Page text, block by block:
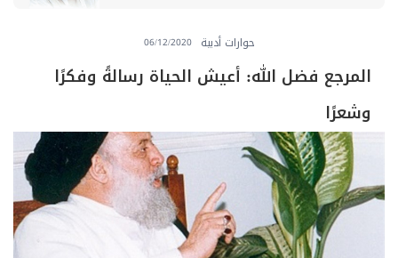
حوارات أدبية 06/12/2020
المرجع فضل الله: أعيش الحياة رسالةً وفكرًا
وشعرًا